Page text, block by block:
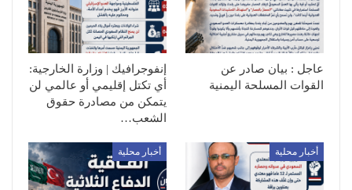
عاجل : بيان صادر عن
القوات المسلحة اليمنية
إنفوجرافيك | وزارة الخارجية:
أي تكتل إقليمي أو عالمي لن
يتمكن من مصادرة حقوق
الشعب…
أخبار محلية أخبار محلية